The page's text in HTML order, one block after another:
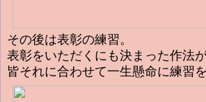
その後は表彰の練習。
表彰をいただくにも決まった作法
皆それに合わせて一生懸命に練習